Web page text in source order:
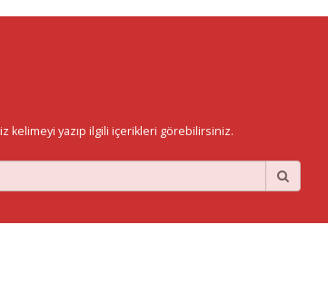
kelimeyi yazıp ilgili içerikleri görebilirsiniz.